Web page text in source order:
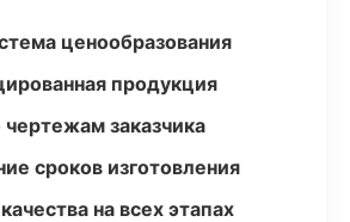
ценообразования
продукция
чертежам заказчика
сроков изготовления
на всех этапах